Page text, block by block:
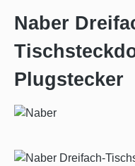
Naber
Plugstecker
Bildergalerie